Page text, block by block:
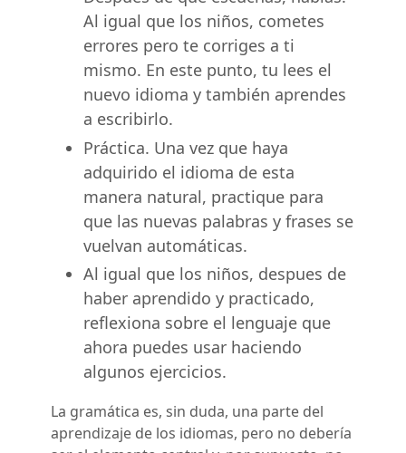
Al igual que los niños, cometes
errores pero te corriges a ti
mismo. En este punto, tu lees el
nuevo idioma y también aprendes
a escribirlo.
Práctica. Una vez que haya
adquirido el idioma de esta
manera natural, practique para
que las nuevas palabras y frases se
vuelvan automáticas.
Al igual que los niños, despues de
haber aprendido y practicado,
reflexiona sobre el lenguaje que
ahora puedes usar haciendo
algunos ejercicios.
La gramática es, sin duda, una parte del
aprendizaje de los idiomas, pero no debería